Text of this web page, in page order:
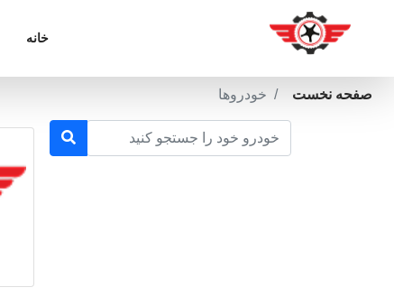
خانه
صفحه نخست خودروها